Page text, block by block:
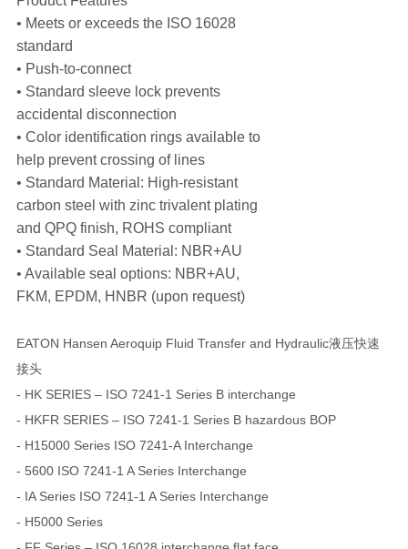
• Meets or exceeds the ISO 16028
standard
• Push-to-connect
• Standard sleeve lock prevents
accidental disconnection
• Color identification rings available to
help prevent crossing of lines
• Standard Material: High-resistant
carbon steel with zinc trivalent plating
and QPQ finish, ROHS compliant
• Standard Seal Material: NBR+AU
• Available seal options: NBR+AU,
FKM, EPDM, HNBR (upon request)
EATON Hansen Aeroquip Fluid Transfer and Hydraulic液压快速
接头
- HK SERIES – ISO 7241-1 Series B interchange
- HKFR SERIES – ISO 7241-1 Series B hazardous BOP
- H15000 Series ISO 7241-A Interchange
- 5600 ISO 7241-1 A Series Interchange
- IA Series ISO 7241-1 A Series Interchange
- H5000 Series